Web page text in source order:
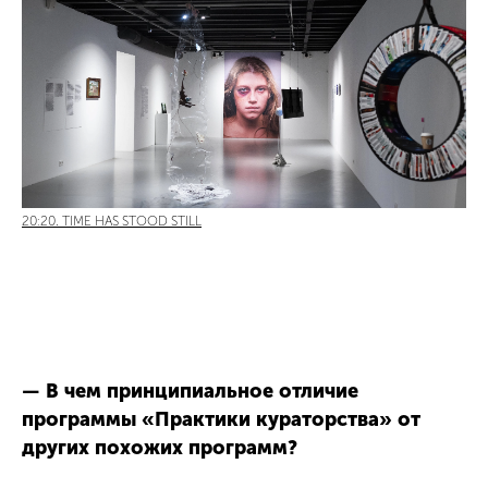
20:20. TIME HAS STOOD STILL
— В чем принципиальное отличие
программы «Практики кураторства» от
других похожих программ?